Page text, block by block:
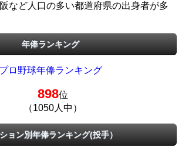
など人口の多い都道府県の出身者が多
年俸ランキング
プロ野球年俸ランキング
898位
（1050人中）
ョン別年俸ランキング(投手）